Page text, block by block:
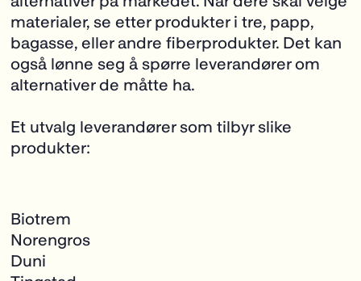
materialer, se etter produkter i tre, papp,
bagasse, eller andre fiberprodukter. Det kan
også lønne seg å spørre leverandører om
alternativer de måtte ha.
Et utvalg leverandører som tilbyr slike
produkter:
Biotrem
Norengros
Duni